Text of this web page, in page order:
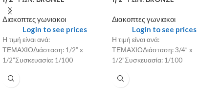
Διακοπτες γωνιακοι
Login to see prices
Η τιμή είναι ανά:
ΤΕΜΑΧΙΟΔιάσταση: 1/2” x
1/2”Συσκευασία: 1/100
Διακοπτες γωνιακοι
Login to see prices
Η τιμή είναι ανά:
ΤΕΜΑΧΙΟΔιάσταση: 3/4” x
1/2”Συσκευασία: 1/100